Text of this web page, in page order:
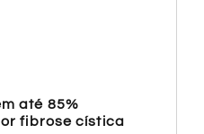
até 85%
fibrose cística